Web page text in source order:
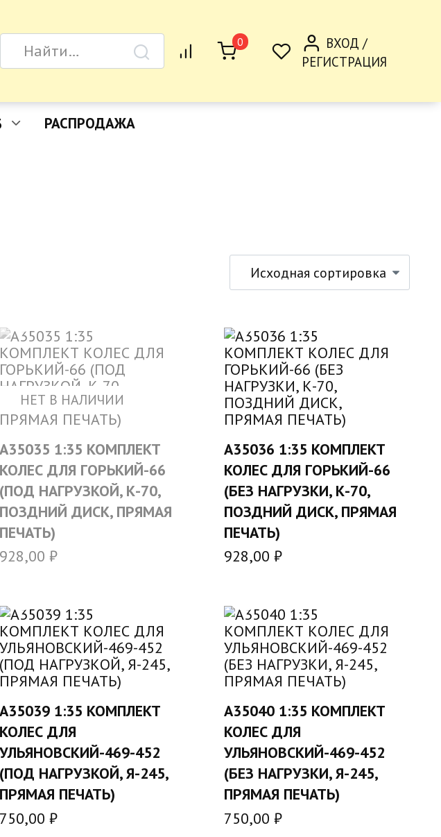
SEARCH
FOR:
0
ВХОД /
РЕГИСТРАЦИЯ
РАСПРОДАЖА
НЕТ В НАЛИЧИИ
A35035 1:35 КОМПЛЕКТ
КОЛЕС ДЛЯ ГОРЬКИЙ-66
(ПОД НАГРУЗКОЙ, К-70,
ПОЗДНИЙ ДИСК, ПРЯМАЯ
ПЕЧАТЬ)
928,00 ₽
В КОРЗИНУ
A35036 1:35 КОМПЛЕКТ
КОЛЕС ДЛЯ ГОРЬКИЙ-66
(БЕЗ НАГРУЗКИ, К-70,
ПОЗДНИЙ ДИСК, ПРЯМАЯ
ПЕЧАТЬ)
928,00 ₽
В КОРЗИНУ
A35039 1:35 КОМПЛЕКТ
КОЛЕС ДЛЯ
УЛЬЯНОВСКИЙ-469-452
(ПОД НАГРУЗКОЙ, Я-245,
ПРЯМАЯ ПЕЧАТЬ)
750,00 ₽
В КОРЗИНУ
A35040 1:35 КОМПЛЕКТ
КОЛЕС ДЛЯ
УЛЬЯНОВСКИЙ-469-452
(БЕЗ НАГРУЗКИ, Я-245,
ПРЯМАЯ ПЕЧАТЬ)
750,00 ₽